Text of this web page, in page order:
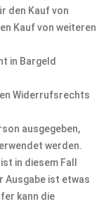
den Kauf von
Kauf von weiteren
in Bargeld
Widerrufsrechts
ausgegeben,
werden.
in diesem Fall
Ausgabe ist etwas
kann die